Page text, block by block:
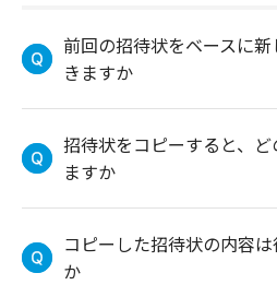
前回の招待状をベースに
きますか
招待状をコピーすると、
ますか
コピーした招待状の内容
か